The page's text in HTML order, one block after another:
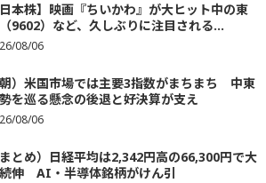
日本株】映画『ちいかわ』が大ヒット中の東
9602）など、久しぶりに注目される...
08/06
朝）米国市場では主要3指数がまちまち 中東
を巡る懸念の後退と好決算が支え
08/06
まとめ）日経平均は2,342円高の66,300円で大
伸 AI・半導体銘柄がけん引